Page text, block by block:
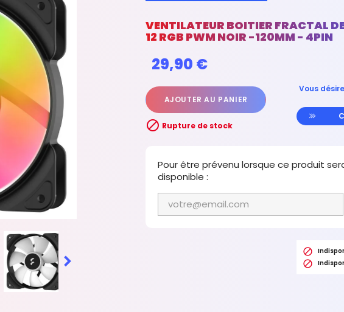

VENTILATEUR BOITIER FRACTAL
12 RGB PWM NOIR -120MM - 4PIN
29,90 €
AJOUTER AU PANIER
 Rupture de stock
Vous
Pour être prévenu lorsque ce produit
disponible :

